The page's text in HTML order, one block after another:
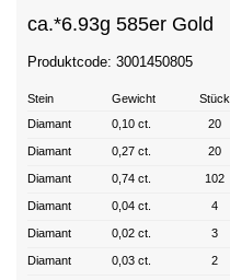
ca.*6.93g 585er Gold
Produktcode: 3001450805
Stein Gewicht Stück
Diamant
0,10 ct. 20
Diamant 0,27 ct. 20
Diamant 0,74 ct. 102
Diamant 0,04 ct. 4
Diamant 0,02 ct. 3
Diamant 0,03 ct. 2